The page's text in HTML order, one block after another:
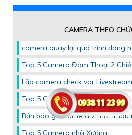
CAMERA THEO
camera quay lại quá trình đóng
Top 5 Camera Đàm Thoại 2
Lắp camera check var Livestream
Top 5 Camera Chống Trộm
Bản báo giá camera 2 mắt imou
Top 5 Camera nhà Xưởng